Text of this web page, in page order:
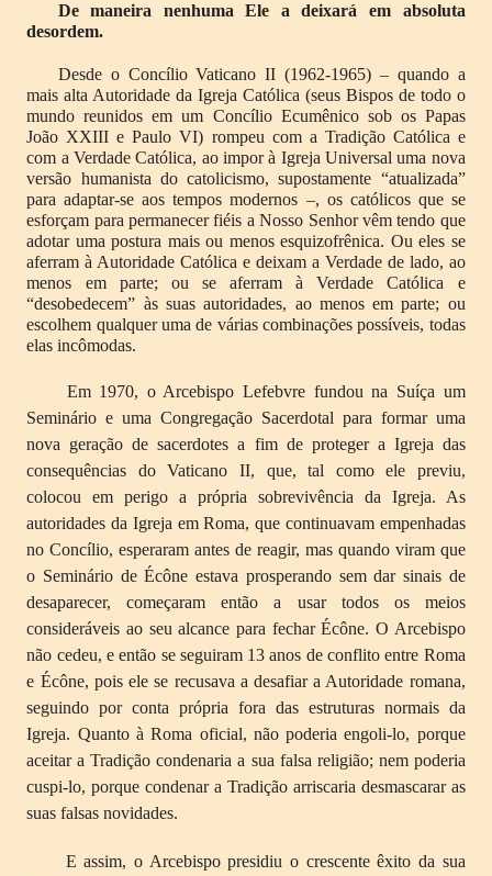
De maneira nenhuma Ele a deixará em absoluta
desordem.
Desde o Concílio Vaticano II (1962-1965) – quando a
mais alta Autoridade da Igreja Católica (seus Bispos de todo o
mundo reunidos em um Concílio Ecumênico sob os Papas
João XXIII e Paulo VI) rompeu com a Tradição Católica e
com a Verdade Católica, ao impor à Igreja Universal uma nova
versão humanista do catolicismo, supostamente “atualizada”
para adaptar-se aos tempos modernos –, os católicos que se
esforçam para permanecer fiéis a Nosso Senhor vêm tendo que
adotar uma postura mais ou menos esquizofrênica. Ou eles se
aferram à Autoridade Católica e deixam a Verdade de lado, ao
menos em parte; ou se aferram à Verdade Católica e
“desobedecem” às suas autoridades, ao menos em parte; ou
escolhem qualquer uma de várias combinações possíveis, todas
elas incômodas.
Em 1970, o Arcebispo Lefebvre fundou na Suíça um
Seminário e uma Congregação Sacerdotal para formar uma
nova geração de sacerdotes a fim de proteger a Igreja das
consequências do Vaticano II, que, tal como ele previu,
colocou em perigo a própria sobrevivência da Igreja. As
autoridades da Igreja em Roma, que continuavam empenhadas
no Concílio, esperaram antes de reagir, mas quando viram que
o Seminário de Écône estava prosperando sem dar sinais de
desaparecer, começaram então a usar todos os meios
consideráveis ao seu alcance para fechar Écône. O Arcebispo
não cedeu, e então se seguiram 13 anos de conflito entre Roma
e Écône, pois ele se recusava a desafiar a Autoridade romana,
seguindo por conta própria fora das estruturas normais da
Igreja. Quanto à Roma oficial, não poderia engoli-lo, porque
aceitar a Tradição condenaria a sua falsa religião; nem poderia
cuspi-lo, porque condenar a Tradição arriscaria desmascarar as
suas falsas novidades.
E assim, o Arcebispo presidiu o crescente êxito da sua